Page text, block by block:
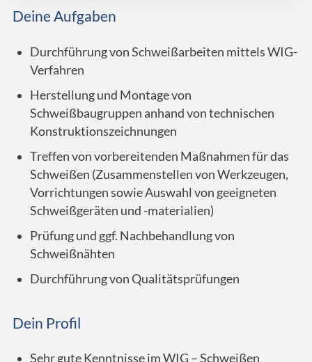
Deine Aufgaben
Durchführung von Schweißarbeiten mittels WIG-
Verfahren
Herstellung und Montage von
Schweißbaugruppen anhand von technischen
Konstruktionszeichnungen
Treffen von vorbereitenden Maßnahmen für das
Schweißen (Zusammenstellen von Werkzeugen,
Vorrichtungen sowie Auswahl von geeigneten
Schweißgeräten und -materialien)
Prüfung und ggf. Nachbehandlung von
Schweißnähten
Durchführung von Qualitätsprüfungen
Dein Profil
Sehr gute Kenntnisse im WIG – Schweißen